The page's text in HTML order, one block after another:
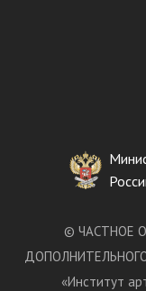
© ЧАСТНОЕ
«Институт